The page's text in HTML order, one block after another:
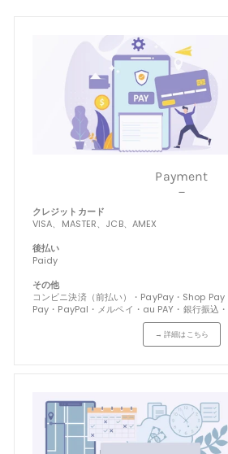
Payment
－
クレジットカード
VISA、MASTER、JCB、AMEX
後払い
Paidy
その他
コンビニ決済（前払い）・PayPay・Shop
Pay・PayPal・メルペイ・au PAY・銀行振込
→ 詳細はこちら